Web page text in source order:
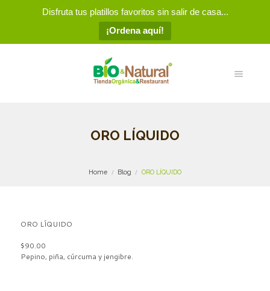
Disfruta tus platillos favoritos sin salir de casa...
¡Ordena aquí!
ORO LÍQUIDO
Home Blog ORO LÍQUIDO
ORO LÍQUIDO
$90.00
Pepino, piña, cúrcuma y jengibre.